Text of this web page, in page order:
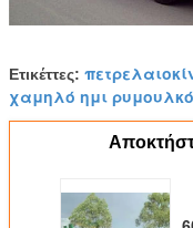
Ετικέττες:
χαμηλό ημι